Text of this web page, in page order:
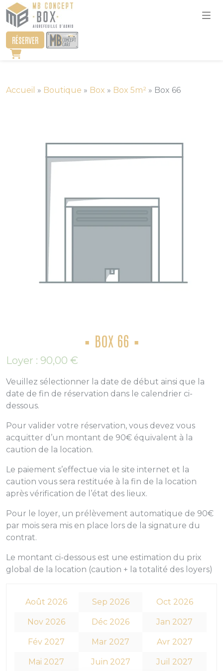
RÉSERVER
Accueil » Boutique » Box » Box 5m² » Box 66
BOX 66
Loyer : 90,00 €
Veuillez sélectionner la date de début ainsi que la
date de fin de réservation dans le calendrier ci-
dessous.
Pour valider votre réservation, vous devez vous
acquitter d’un montant de 90€ équivalent à la
caution de la location.
Le paiement s’effectue via le site internet et la
caution vous sera restituée à la fin de la location
après vérification de l’état des lieux.
Pour le loyer, un prélèvement automatique de 90€
par mois sera mis en place lors de la signature du
contrat.
Le montant ci-dessous est une estimation du prix
global de la location (caution + la totalité des loyers)
Août 2026 Sep 2026 Oct 2026
Nov 2026 Déc 2026 Jan 2027
Fév 2027 Mar 2027 Avr 2027
Mai 2027 Juin 2027 Juil 2027